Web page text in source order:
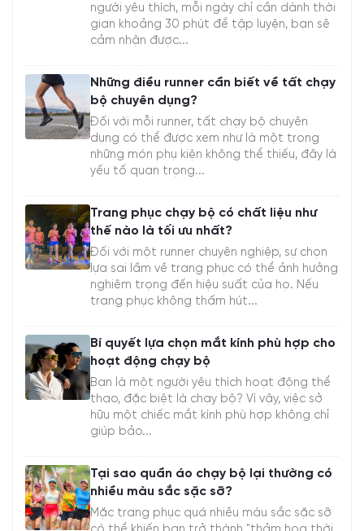
người yêu thích, mỗi ngày chỉ cần dành thời
gian khoảng 30 phút để tập luyện, bạn sẽ
cảm nhận được...
Những điều runner cần biết về tất chạy
bộ chuyên dụng?
Đối với mỗi runner, tất chạy bộ chuyên
dụng có thể được xem như là một trong
những món phụ kiện không thể thiếu, đây là
yếu tố quan trọng...
Trang phục chạy bộ có chất liệu như
thế nào là tối ưu nhất?
Đối với một runner chuyên nghiệp, sự chọn
lựa sai lầm về trang phục có thể ảnh hưởng
nghiêm trọng đến hiệu suất của họ. Nếu
trang phục không thấm hút...
Bí quyết lựa chọn mắt kính phù hợp cho
hoạt động chạy bộ
Bạn là một người yêu thích hoạt động thể
thao, đặc biệt là chạy bộ? Vì vậy, việc sở
hữu một chiếc mắt kính phù hợp không chỉ
giúp bảo...
Tại sao quần áo chạy bộ lại thường có
nhiều màu sắc sặc sỡ?
Mặc trang phục quá nhiều màu sắc sặc sỡ